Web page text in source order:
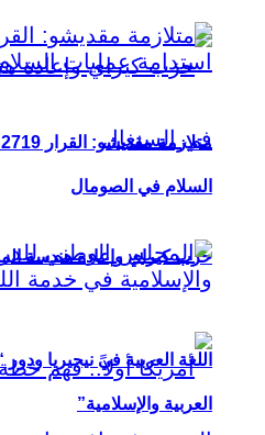
حزب كيراي وإعادة هندسة
السلام في الصومال
اللغة العربية في نيجيريا
العربية والإسلامية”